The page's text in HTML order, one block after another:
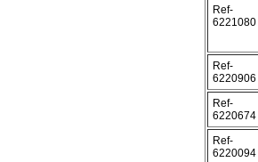
Ref-
6221080
Ref-
6220906
Ref-
6220674
Ref-
6220094